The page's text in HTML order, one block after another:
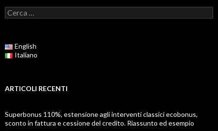
Ricerca
per:
English
Italiano
ARTICOLI RECENTI
Superbonus 110%, estensione agli interventi classici ecobonus,
sconto in fattura e cessione del credito. Riassunto ed esempio